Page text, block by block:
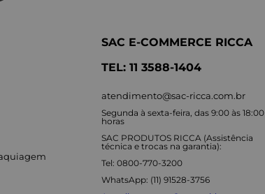
SAC E-COMMERCE RICCA
TEL: 11 3588-1404
atendimento@sac-ricca.com.br
Segunda à sexta-feira, das 9:00 às 18:00
horas
SAC PRODUTOS RICCA (Assistência
técnica e trocas na garantia):
Tel: 0800-770-3200
WhatsApp: (11) 91528-3756